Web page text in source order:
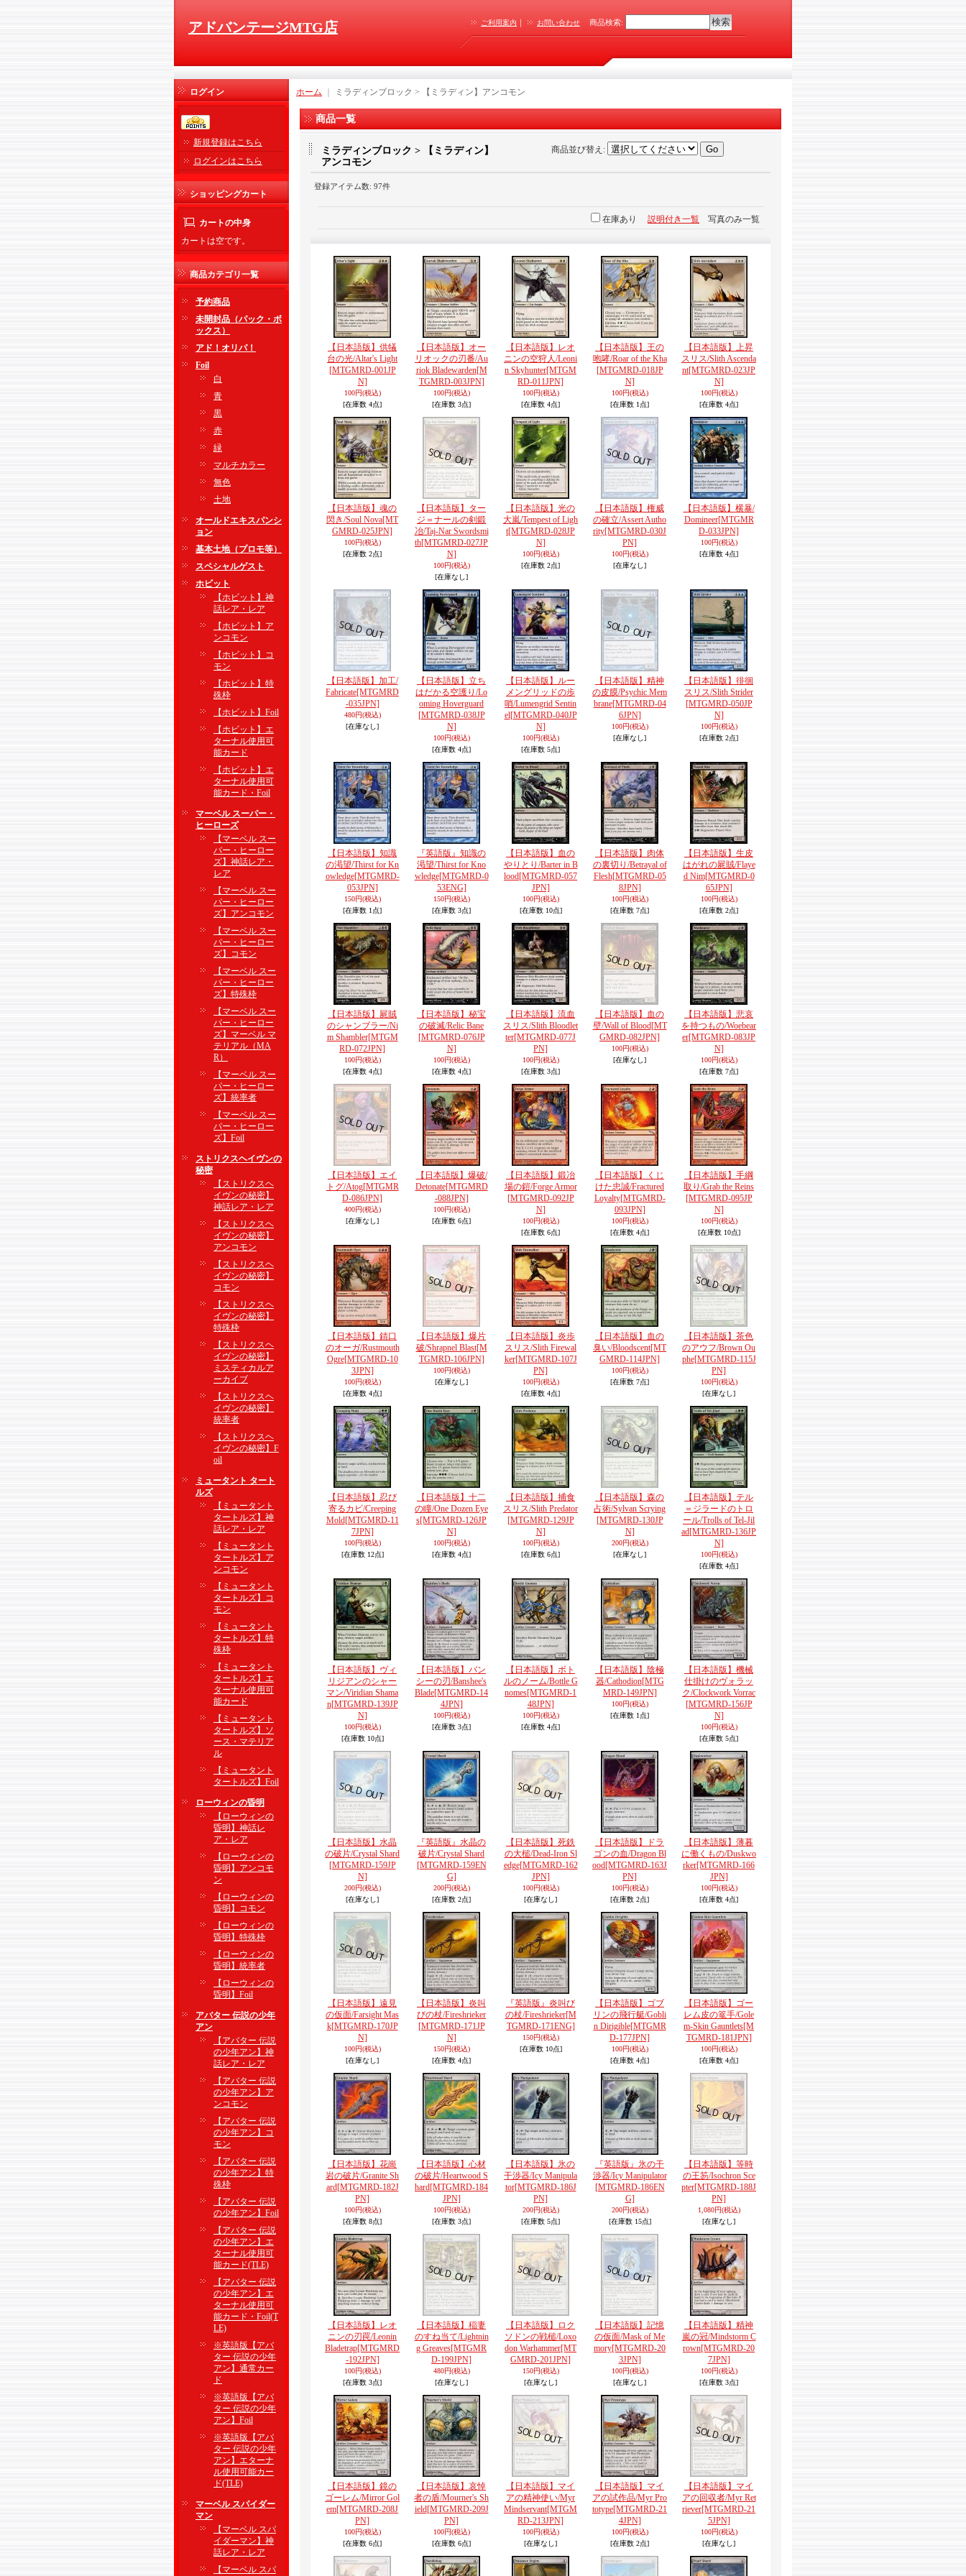
アドバンテージMTG店 ご利用案内 ｜ お問い合わせ 商品検索:
ログイン
新規登録はこちら
ログインはこちら
ショッピングカート
カートの中身
カートは空です。
商品カテゴリ一覧
予約商品
未開封品（パック・ボ
ックス）
アド！オリパ！
Foil
白
青
黒
赤
緑
マルチカラー
無色
土地
オールドエキスパンシ
ョン
基本土地（プロモ等）
スペシャルゲスト
ホビット
【ホビット】神
話レア・レア
【ホビット】ア
ンコモン
【ホビット】コ
モン
【ホビット】特
殊枠
【ホビット】Foil
【ホビット】エ
ターナル使用可
能カード
【ホビット】エ
ターナル使用可
能カード・Foil
マーベル スーパー・
ヒーローズ
【マーベル スー
パー・ヒーロー
ズ】神話レア・
レア
【マーベル スー
パー・ヒーロー
ズ】アンコモン
【マーベル スー
パー・ヒーロー
ズ】コモン
【マーベル スー
パー・ヒーロー
ズ】特殊枠
【マーベル スー
パー・ヒーロー
ズ】マーベル マ
テリアル（MA
R）
【マーベル スー
パー・ヒーロー
ズ】統率者
【マーベル スー
パー・ヒーロー
ズ】Foil
ストリクスヘイヴンの
秘密
【ストリクスヘ
イヴンの秘密】
神話レア・レア
【ストリクスヘ
イヴンの秘密】
アンコモン
【ストリクスヘ
イヴンの秘密】
コモン
【ストリクスヘ
イヴンの秘密】
特殊枠
【ストリクスヘ
イヴンの秘密】
ミスティカルア
ーカイブ
【ストリクスヘ
イヴンの秘密】
統率者
【ストリクスヘ
イヴンの秘密】F
oil
ミュータント タート
ルズ
【ミュータント
タートルズ】神
話レア・レア
【ミュータント
タートルズ】ア
ンコモン
【ミュータント
タートルズ】コ
モン
【ミュータント
タートルズ】特
殊枠
【ミュータント
タートルズ】エ
ターナル使用可
能カード
【ミュータント
タートルズ】ソ
ース・マテリア
ル
【ミュータント
タートルズ】Foil
ローウィンの昏明
【ローウィンの
昏明】神話レ
ア・レア
【ローウィンの
昏明】アンコモ
ン
【ローウィンの
昏明】コモン
【ローウィンの
昏明】特殊枠
【ローウィンの
昏明】統率者
【ローウィンの
昏明】Foil
アバター 伝説の少年
アン
【アバター 伝説
の少年アン】神
話レア・レア
【アバター 伝説
の少年アン】ア
ンコモン
【アバター 伝説
の少年アン】コ
モン
【アバター 伝説
の少年アン】特
殊枠
【アバター 伝説
の少年アン】Foil
【アバター 伝説
の少年アン】エ
ターナル使用可
能カード(TLE)
【アバター 伝説
の少年アン】エ
ターナル使用可
能カード・Foil(T
LE)
※英語版【アバ
ター 伝説の少年
アン】通常カー
ド
※英語版【アバ
ター 伝説の少年
アン】Foil
※英語版【アバ
ター 伝説の少年
アン】エターナ
ル使用可能カー
ド(TLE)
マーベル スパイダー
マン
【マーベル スパ
イダーマン】神
話レア・レア
【マーベル スパ
ホーム ミラディンブロック > 【ミラディン】アンコモン
商品一覧
ミラディンブロック > 【ミラディン】
アンコモン
商品並び替え :
登録アイテム数: 97件
在庫あり 説明付き一覧 写真のみ一覧
【日本語版】供犠
台の光/Altar's Light
[MTGMRD-001JP
N]
100円(税込)
[在庫数 4点]
【日本語版】オー
リオックの刃番/Au
riok Bladewarden[M
TGMRD-003JPN]
100円(税込)
[在庫数 3点]
【日本語版】レオ
ニンの空狩人/Leoni
n Skyhunter[MTGM
RD-011JPN]
100円(税込)
[在庫数 4点]
【日本語版】王の
咆哮/Roar of the Kha
[MTGMRD-018JP
N]
100円(税込)
[在庫数 1点]
【日本語版】上昇
スリス/Slith Ascenda
nt[MTGMRD-023JP
N]
100円(税込)
[在庫数 4点]
【日本語版】魂の
閃き/Soul Nova[MT
GMRD-025JPN]
100円(税込)
[在庫数 2点]
【日本語版】ター
ジ＝ナールの剣鍛
冶/Taj-Nar Swordsmi
th[MTGMRD-027JP
N]
100円(税込)
[在庫なし]
【日本語版】光の
大嵐/Tempest of Ligh
t[MTGMRD-028JP
N]
100円(税込)
[在庫数 2点]
【日本語版】権威
の確立/Assert Autho
rity[MTGMRD-030J
PN]
100円(税込)
[在庫なし]
【日本語版】横暴/
Domineer[MTGMR
D-033JPN]
100円(税込)
[在庫数 4点]
【日本語版】加工/
Fabricate[MTGMRD
-035JPN]
480円(税込)
[在庫なし]
【日本語版】立ち
はだかる空護り/Lo
oming Hoverguard
[MTGMRD-038JP
N]
100円(税込)
[在庫数 4点]
【日本語版】ルー
メングリッドの歩
哨/Lumengrid Sentin
el[MTGMRD-040JP
N]
100円(税込)
[在庫数 5点]
【日本語版】精神
の皮膜/Psychic Mem
brane[MTGMRD-04
6JPN]
100円(税込)
[在庫なし]
【日本語版】徘徊
スリス/Slith Strider
[MTGMRD-050JP
N]
100円(税込)
[在庫数 2点]
【日本語版】知識
の渇望/Thirst for Kn
owledge[MTGMRD-
053JPN]
150円(税込)
[在庫数 1点]
『英語版』知識の
渇望/Thirst for Kno
wledge[MTGMRD-0
53ENG]
150円(税込)
[在庫数 3点]
【日本語版】血の
やりとり/Barter in B
lood[MTGMRD-057
JPN]
100円(税込)
[在庫数 10点]
【日本語版】肉体
の裏切り/Betrayal of
Flesh[MTGMRD-05
8JPN]
100円(税込)
[在庫数 7点]
【日本語版】生皮
はがれの屍賊/Flaye
d Nim[MTGMRD-0
65JPN]
100円(税込)
[在庫数 2点]
【日本語版】屍賊
のシャンブラー/Ni
m Shambler[MTGM
RD-072JPN]
100円(税込)
[在庫数 4点]
【日本語版】秘宝
の破滅/Relic Bane
[MTGMRD-076JP
N]
100円(税込)
[在庫数 4点]
【日本語版】流血
スリス/Slith Bloodlet
ter[MTGMRD-077J
PN]
100円(税込)
[在庫数 3点]
【日本語版】血の
壁/Wall of Blood[MT
GMRD-082JPN]
100円(税込)
[在庫なし]
【日本語版】悲哀
を持つもの/Woebear
er[MTGMRD-083JP
N]
100円(税込)
[在庫数 7点]
【日本語版】エイ
トグ/Atog[MTGMR
D-086JPN]
400円(税込)
[在庫なし]
【日本語版】爆破/
Detonate[MTGMRD
-088JPN]
100円(税込)
[在庫数 6点]
【日本語版】鍛冶
場の鎧/Forge Armor
[MTGMRD-092JP
N]
100円(税込)
[在庫数 6点]
【日本語版】くじ
けた忠誠/Fractured
Loyalty[MTGMRD-
093JPN]
100円(税込)
[在庫数 4点]
【日本語版】手綱
取り/Grab the Reins
[MTGMRD-095JP
N]
100円(税込)
[在庫数 10点]
【日本語版】錆口
のオーガ/Rustmouth
Ogre[MTGMRD-10
3JPN]
100円(税込)
[在庫数 4点]
【日本語版】爆片
破/Shrapnel Blast[M
TGMRD-106JPN]
100円(税込)
[在庫なし]
【日本語版】炎歩
スリス/Slith Firewal
ker[MTGMRD-107J
PN]
100円(税込)
[在庫数 4点]
【日本語版】血の
臭い/Bloodscent[MT
GMRD-114JPN]
100円(税込)
[在庫数 7点]
【日本語版】茶色
のアウフ/Brown Ou
phe[MTGMRD-115J
PN]
100円(税込)
[在庫なし]
【日本語版】忍び
寄るカビ/Creeping
Mold[MTGMRD-11
7JPN]
100円(税込)
[在庫数 12点]
【日本語版】十二
の瞳/One Dozen Eye
s[MTGMRD-126JP
N]
100円(税込)
[在庫数 4点]
【日本語版】捕食
スリス/Slith Predator
[MTGMRD-129JP
N]
100円(税込)
[在庫数 6点]
【日本語版】森の
占術/Sylvan Scrying
[MTGMRD-130JP
N]
200円(税込)
[在庫なし]
【日本語版】テル
＝ジラードのトロ
ール/Trolls of Tel-Jil
ad[MTGMRD-136JP
N]
100円(税込)
[在庫数 4点]
【日本語版】ヴィ
リジアンのシャー
マン/Viridian Shama
n[MTGMRD-139JP
N]
100円(税込)
[在庫数 10点]
【日本語版】バン
シーの刃/Banshee's
Blade[MTGMRD-14
4JPN]
100円(税込)
[在庫数 3点]
【日本語版】ボト
ルのノーム/Bottle G
nomes[MTGMRD-1
48JPN]
100円(税込)
[在庫数 4点]
【日本語版】陰極
器/Cathodion[MTG
MRD-149JPN]
100円(税込)
[在庫数 1点]
【日本語版】機械
仕掛けのヴォラッ
ク/Clockwork Vorrac
[MTGMRD-156JP
N]
100円(税込)
[在庫数 5点]
【日本語版】水晶
の破片/Crystal Shard
[MTGMRD-159JP
N]
200円(税込)
[在庫なし]
『英語版』水晶の
破片/Crystal Shard
[MTGMRD-159EN
G]
200円(税込)
[在庫数 2点]
【日本語版】死鉄
の大槌/Dead-Iron Sl
edge[MTGMRD-162
JPN]
100円(税込)
[在庫なし]
【日本語版】ドラ
ゴンの血/Dragon Bl
ood[MTGMRD-163J
PN]
100円(税込)
[在庫数 2点]
【日本語版】薄暮
に働くもの/Duskwo
rker[MTGMRD-166
JPN]
100円(税込)
[在庫数 4点]
【日本語版】遠見
の仮面/Farsight Mas
k[MTGMRD-170JP
N]
100円(税込)
[在庫なし]
【日本語版】炎叫
びの杖/Fireshrieker
[MTGMRD-171JP
N]
150円(税込)
[在庫数 4点]
『英語版』炎叫び
の杖/Fireshrieker[M
TGMRD-171ENG]
150円(税込)
[在庫数 10点]
【日本語版】ゴブ
リンの飛行艇/Gobli
n Dirigible[MTGMR
D-177JPN]
100円(税込)
[在庫数 4点]
【日本語版】ゴー
レム皮の篭手/Gole
m-Skin Gauntlets[M
TGMRD-181JPN]
100円(税込)
[在庫数 4点]
【日本語版】花崗
岩の破片/Granite Sh
ard[MTGMRD-182J
PN]
100円(税込)
[在庫数 8点]
【日本語版】心材
の破片/Heartwood S
hard[MTGMRD-184
JPN]
100円(税込)
[在庫数 3点]
【日本語版】氷の
干渉器/Icy Manipula
tor[MTGMRD-186J
PN]
200円(税込)
[在庫数 5点]
『英語版』氷の干
渉器/Icy Manipulator
[MTGMRD-186EN
G]
200円(税込)
[在庫数 15点]
【日本語版】等時
の王笏/Isochron Sce
pter[MTGMRD-188J
PN]
1,080円(税込)
[在庫なし]
【日本語版】レオ
ニンの刃罠/Leonin
Bladetrap[MTGMRD
-192JPN]
100円(税込)
[在庫数 3点]
【日本語版】稲妻
のすね当て/Lightnin
g Greaves[MTGMR
D-199JPN]
480円(税込)
[在庫なし]
【日本語版】ロク
ソドンの戦槌/Loxo
don Warhammer[MT
GMRD-201JPN]
150円(税込)
[在庫なし]
【日本語版】記憶
の仮面/Mask of Me
mory[MTGMRD-20
3JPN]
100円(税込)
[在庫なし]
【日本語版】精神
嵐の冠/Mindstorm C
rown[MTGMRD-20
7JPN]
100円(税込)
[在庫数 3点]
【日本語版】鏡の
ゴーレム/Mirror Gol
em[MTGMRD-208J
PN]
100円(税込)
[在庫数 6点]
【日本語版】哀悼
者の盾/Mourner's Sh
ield[MTGMRD-209J
PN]
100円(税込)
[在庫数 6点]
【日本語版】マイ
アの精神使い/Myr
Mindservant[MTGM
RD-213JPN]
100円(税込)
[在庫なし]
【日本語版】マイ
アの試作品/Myr Pro
totype[MTGMRD-21
4JPN]
100円(税込)
[在庫数 2点]
【日本語版】マイ
アの回収者/Myr Ret
riever[MTGMRD-21
5JPN]
100円(税込)
[在庫なし]